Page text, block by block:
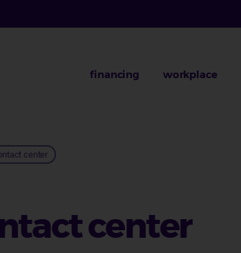
financing workplace
center
center